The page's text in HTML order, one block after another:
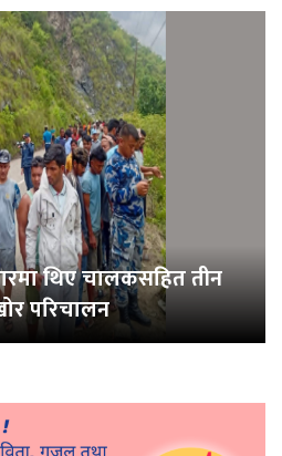
थिए चालकसहित तीन
परिचालन